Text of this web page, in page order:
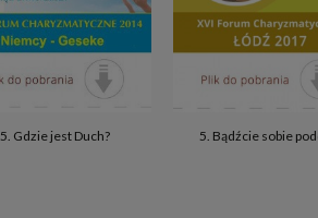
5. Gdzie jest Duch? 5. Bądźcie sobie